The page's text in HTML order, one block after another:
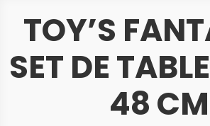
TOY’S
SET DE
48 CM